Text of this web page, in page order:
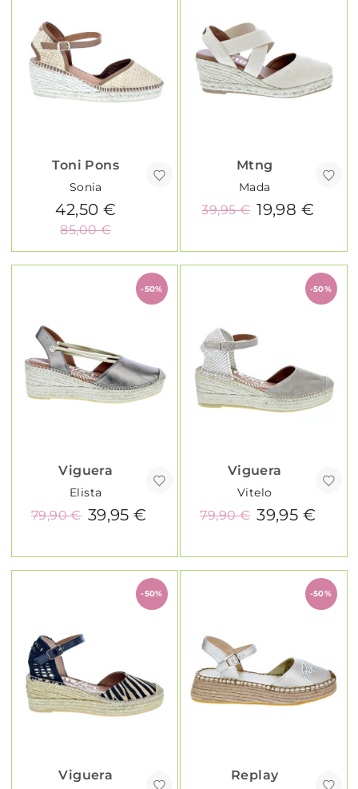
Toni Pons
Sonia
42,50 €
85,00 €
Mtng
Mada
19,98 €
39,95 €
-50%
Viguera
Elista
39,95 €
79,90 €
-50%
Viguera
Vitelo
39,95 €
79,90 €
-50%
Viguera
-50%
Replay